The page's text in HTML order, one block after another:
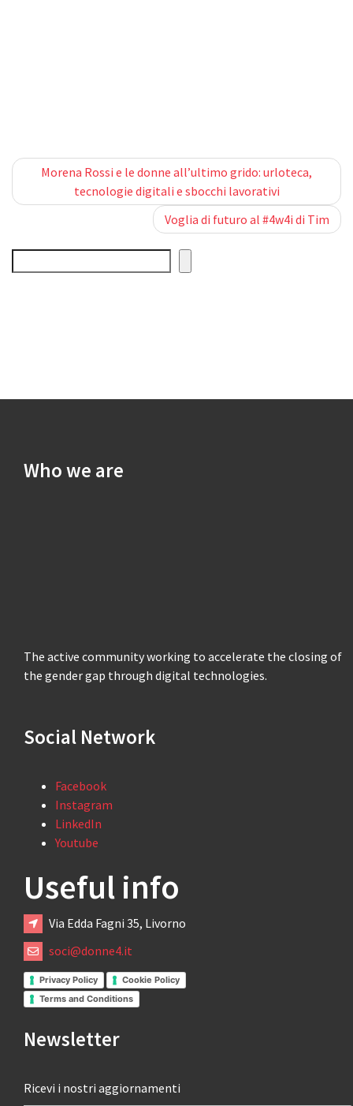
Post navigation
Morena Rossi e le donne all’ultimo grido: urloteca,
tecnologie digitali e sbocchi lavorativi
Voglia di futuro al #4w4i di Tim
Who we are
The active community working to accelerate the closing of
the gender gap through digital technologies.
Social Network
Facebook
Instagram
LinkedIn
Youtube
Useful info
Via Edda Fagni 35, Livorno
soci@donne4.it
Privacy Policy
Cookie Policy
Terms and Conditions
Newsletter
Ricevi i nostri aggiornamenti